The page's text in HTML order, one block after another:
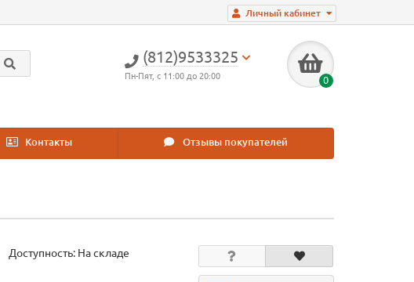
Личный кабинет
(812)9533325
Пн-Пят, с 11:00 до 20:00 0
Контакты Отзывы покупателей
Доступность: На складе